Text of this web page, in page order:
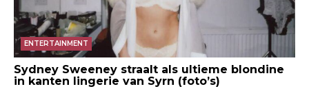
ENTERTAINMENT
Sydney Sweeney straalt als ultieme blondine
in kanten lingerie van Syrn (foto’s)